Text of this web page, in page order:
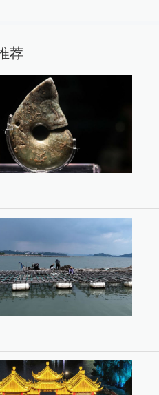
荐